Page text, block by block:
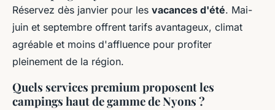
Réservez dès janvier pour les vacances d'été. Mai-
juin et septembre offrent tarifs avantageux, climat
agréable et moins d'affluence pour profiter
pleinement de la région.
Quels services premium proposent les
campings haut de gamme de Nyons ?